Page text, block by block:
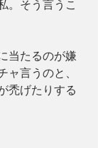
。そう言うこ
当たるのが嫌
ャ言うのと、
禿げたりする